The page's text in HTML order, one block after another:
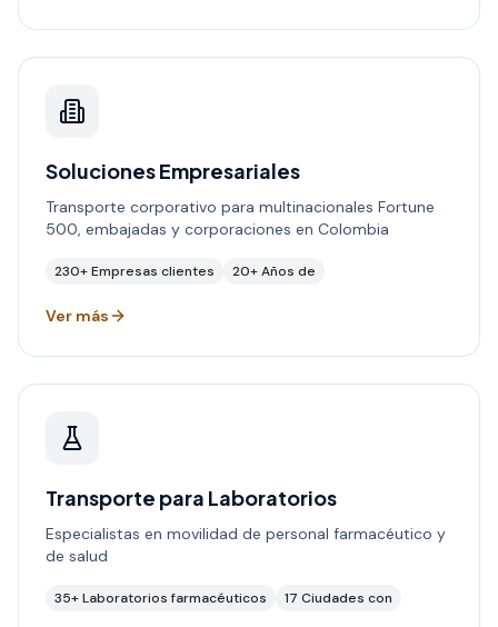
Soluciones Empresariales
Transporte corporativo para multinacionales Fortune
500, embajadas y corporaciones en Colombia
230+Empresas clientes 20+Años de
Ver más
Transporte para Laboratorios
Especialistas en movilidad de personal farmacéutico y
de salud
35+Laboratorios farmacéuticos 17 Ciudades con